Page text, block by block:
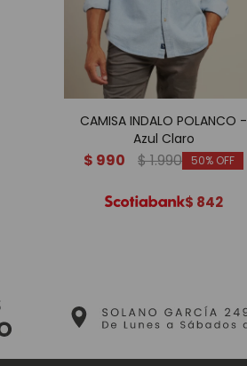
CAMISA INDALO POLANCO -
Azul Claro
$ 990 $1.990 50
$ 842